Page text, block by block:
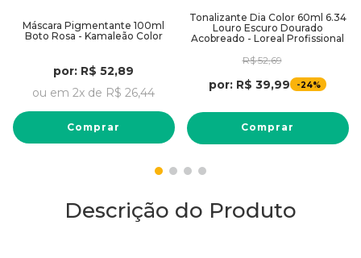
Máscara Pigmentante 100ml
Boto Rosa - Kamaleão Color
por: R$ 52,89
ou em 2x de R$ 26,44
Comprar
Tonalizante Dia Color 60ml 6.34
Louro Escuro Dourado
Acobreado - Loreal Profissional
R$ 52,69
por: R$ 39,99 -24%
Comprar
Descrição do Produto